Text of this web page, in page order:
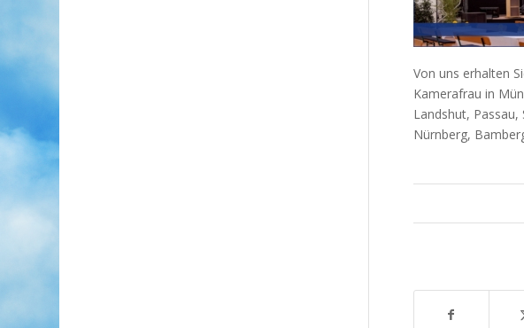
Von uns erhalten
Kamerafrau in
Landshut,
Nürnberg,